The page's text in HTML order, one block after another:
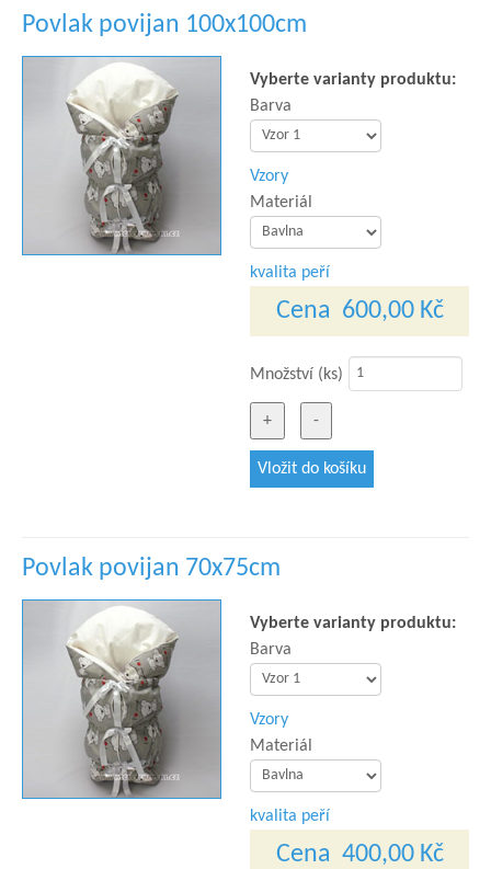
Povlak povijan 100x100cm
Vyberte varianty produktu:
Barva
Vzory
Materiál
kvalita peří
Cena 600,00 Kč
Množství (ks)
Povlak povijan 70x75cm
Vyberte varianty produktu:
Barva
Vzory
Materiál
kvalita peří
Cena 400,00 Kč